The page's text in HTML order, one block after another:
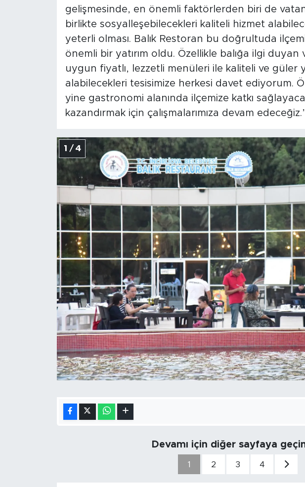
gelişmesinde, en önemli faktörlerden biri de
birlikte sosyalleşebilecekleri kaliteli hizmet
yeterli olması. Balık Restoran bu doğrultuda
önemli bir yatırım oldu. Özellikle balığa ilgi duyan
uygun fiyatlı, lezzetli menüleri ile kaliteli ve güler
alabilecekleri tesisimize herkesi davet ediyorum.
yine gastronomi alanında ilçemize katkı
kazandırmak için çalışmalarımıza devam
1 / 4
Devamı için diğer sayfaya
1 2 3 4